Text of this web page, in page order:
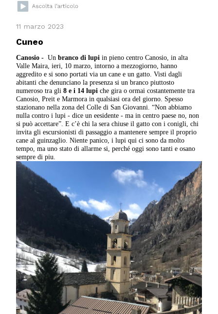
11 marzo 2023
Cuneo
Canosio - Unbranco di lupi in pieno centro Canosio, in alta
Valle Maira, ieri, 10 marzo, intorno a mezzogiorno, hanno
aggredito e si sono portati via un cane e un gatto. Visti dagli
abitanti che denunciano la presenza si un branco piuttosto
numeroso tra gli 8 e i 14 lupi che gira o ormai costantemente tra
Canosio, Preit e Marmora in qualsiasi ora del giorno. Spesso
stazionano nella zona del Colle di San Giovanni. “Non abbiamo
nulla contro i lupi - dice un eesidente - ma in centro paese no, non
si può accettare”. E c’è chi la sera chiuse il gatto con i conigli, chi
invita gli escursionisti di passaggio a mantenere sempre il proprio
cane al guinzaglio. Niente panico, i lupi qui ci sono da molto
tempo, ma uno stato di allarme si, perché oggi sono tanti e osano
sempre di piu.